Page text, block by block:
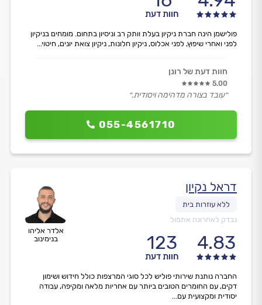
חוות דעת
055-4561710
פולישמן הינה חברת ניקיון בעלת וותק רב וניסיון בתחום. מומחים בניקיון
לפני ואחרי שיפוץ, לפני אכלוס, ניקיון חלונות, ניקיון צואת יונים, חיטוי...
חוות דעת של רונן
5.00
״עובד בצורה מדהימה ויסודית.״
אלדר אליהו
בנימינוב
דראל נקיון
נבדק לאחרונה אתמול
4.83
123
חוות דעת
החברה נותנת שירותי פוליש לכל סוגי המרצפות כולל חידוש ושימון
דקים, עם החומרים הטובים ביותר עם אחריות מלאה ומקיפה, עבודה
יסודית ומקצועית עם...